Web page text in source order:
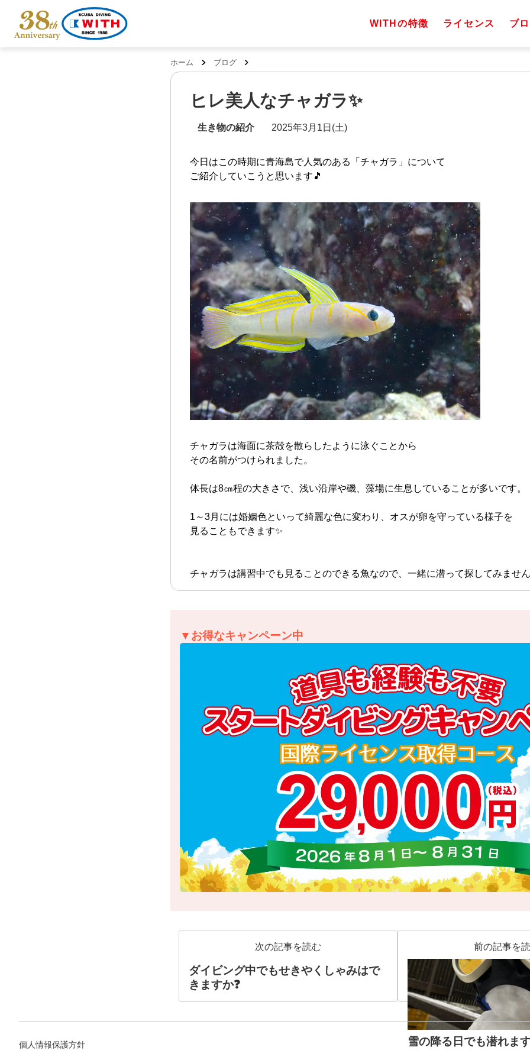
WITHの特徴 ライセンス ブ
ホーム ブログ
ヒレ美人なチャガラ✨
生き物の紹介 2025年3月1日(土)
今日はこの時期に青海島で人気のある「チャガラ」について
ご紹介していこうと思います🎵
チャガラは海面に茶殻を散らしたように泳ぐことから
その名前がつけられました。
体長は8㎝程の大きさで、浅い沿岸や磯、藻場に生息していることが多いです。
1～3月には婚姻色といって綺麗な色に変わり、オスが卵を守っている様子を
見ることもできます✨
チャガラは講習中でも見ることのできる魚なので、一緒に潜って探してみませ
▼お得なキャンペーン中
次の記事を読む
ダイビング中でもせきやくしゃみはで
きますか❓
前の記事を
雪の降る日でも潜れま
個人情報保護方針